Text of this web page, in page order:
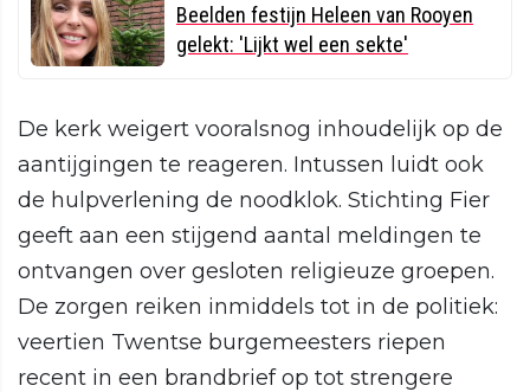
Beelden festijn Heleen van Rooyen
gelekt: 'Lijkt wel een sekte'
De kerk weigert vooralsnog inhoudelijk op de
aantijgingen te reageren. Intussen luidt ook
de hulpverlening de noodklok. Stichting Fier
geeft aan een stijgend aantal meldingen te
ontvangen over gesloten religieuze groepen.
De zorgen reiken inmiddels tot in de politiek:
veertien Twentse burgemeesters riepen
recent in een brandbrief op tot strengere